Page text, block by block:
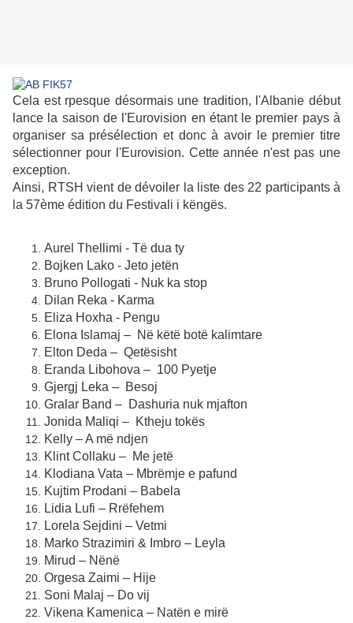
Cela est rpesque désormais une tradition, l'Albanie début
lance la saison de l'Eurovision en étant le premier pays à
organiser sa présélection et donc à avoir le premier titre
sélectionner pour l'Eurovision. Cette année n'est pas une
exception.
Ainsi, RTSH vient de dévoiler la liste des 22 participants à
la 57ème édition du Festivali i këngës.
Aurel Thellimi - Të dua ty
Bojken Lako - Jeto jetën
Bruno Pollogati - Nuk ka stop
Dilan Reka - Karma
Eliza Hoxha - Pengu
Elona Islamaj – Në këtë botë kalimtare
Elton Deda – Qetësisht
Eranda Libohova – 100 Pyetje
Gjergj Leka – Besoj
Gralar Band – Dashuria nuk mjafton
Jonida Maliqi – Ktheju tokës
Kelly – A më ndjen
Klint Collaku – Me jetë
Klodiana Vata – Mbrëmje e pafund
Kujtim Prodani – Babela
Lidia Lufi – Rrëfehem
Lorela Sejdini – Vetmi
Marko Strazimiri & Imbro – Leyla
Mirud – Nënë
Orgesa Zaimi – Hije
Soni Malaj – Do vij
Vikena Kamenica – Natën e mirë